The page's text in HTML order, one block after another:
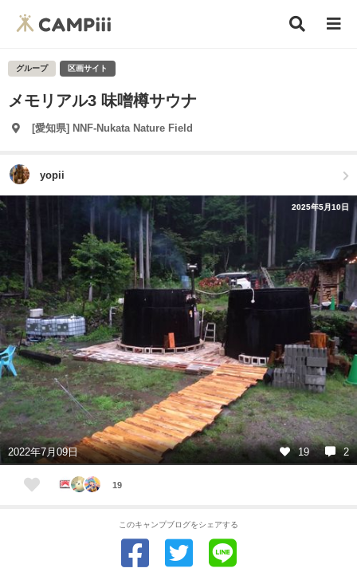
グループ 区画サイト
メモリアル3 味噌樽サウナ
[愛知県] NNF-Nukata Nature Field
yopii
2025年5月10日
2022年7月09日 19 2
19
このキャンプブログをシェアする